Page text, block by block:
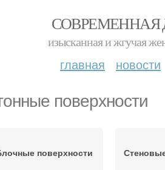
изысканная и жгучая
главная новости
поверхности
поверхности